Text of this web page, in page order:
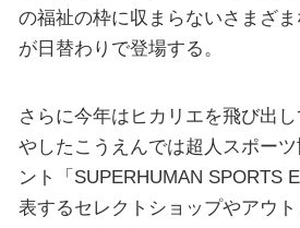
の福祉の枠に収まらないさまざ
が日替わりで登場する。
さらに今年はヒカリエを飛び出
やしたこうえんでは超人スポー
ント「SUPERHUMAN SPORTS
表するセレクトショップやアウ